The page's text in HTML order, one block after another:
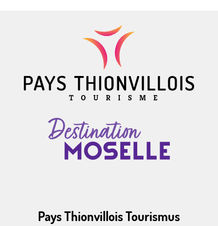
Pays Thionvillois Tourismus